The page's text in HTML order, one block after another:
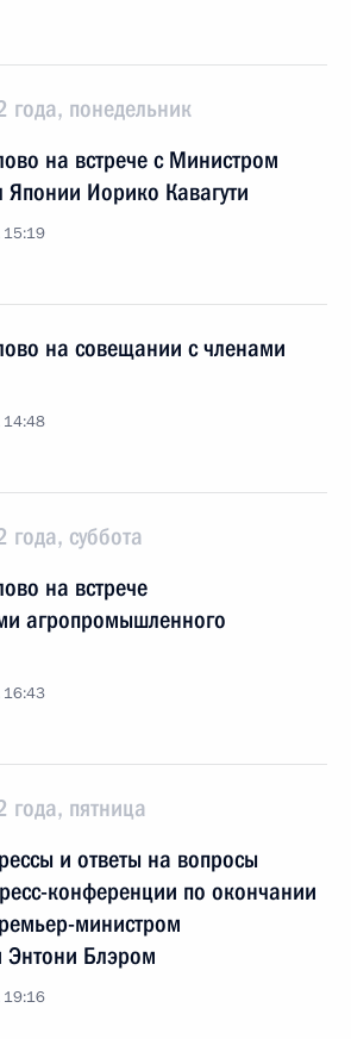
года, понедельник
на встрече с Министром
Японии Иорико Кавагути
15:19
на совещании с членами
14:48
суббота
на встрече
агропромышленного
16:43
года, пятница
и ответы на вопросы
конференции по окончании
министром
Энтони Блэром
19:16